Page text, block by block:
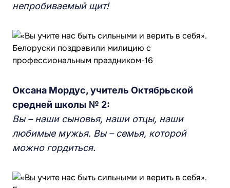
непробиваемый щит!
Оксана Мордус, учитель Октябрьской
средней школы № 2:
Вы – наши сыновья, наши отцы, наши
любимые мужья. Вы – семья, которой
можно гордиться.